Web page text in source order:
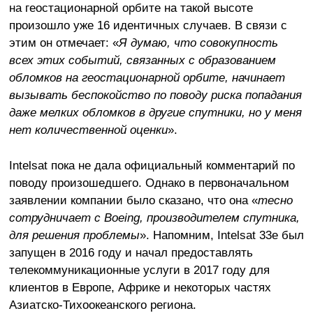
на геостационарной орбите на такой высоте
произошло уже 16 идентичных случаев. В связи с
этим он отмечает: «Я думаю, что совокупность
всех этих событий, связанных с образованием
обломков на геостационарной орбите, начинает
вызывать беспокойство по поводу риска попадания
даже мелких обломков в другие спутники, но у меня
нет количественной оценки».
Intelsat пока не дала официальный комментарий по
поводу произошедшего. Однако в первоначальном
заявлении компании было сказано, что она «тесно
сотрудничает с Boeing, производителем спутника,
для решения проблемы». Напомним, Intelsat 33e был
запущен в 2016 году и начал предоставлять
телекоммуникационные услуги в 2017 году для
клиентов в Европе, Африке и некоторых частях
Азиатско-Тихоокеанского региона.